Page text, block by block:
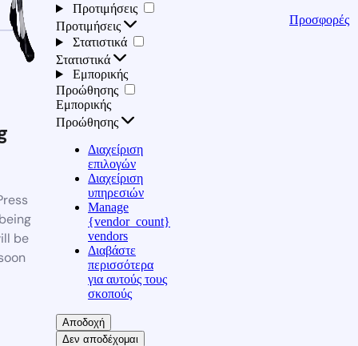
be
Προτιμήσεις
Προτιμήσεις
Στατιστικά
Στατιστικά
Εμπορικής
Προώθησης
Εμπορικής
Προώθησης
Διαχείριση
επιλογών
Διαχείριση
υπηρεσιών
Manage
{vendor_count}
vendors
Διαβάστε
περισσότερα
για αυτούς τους
σκοπούς
Αποδοχή
Δεν αποδέχομαι
Προσφορές